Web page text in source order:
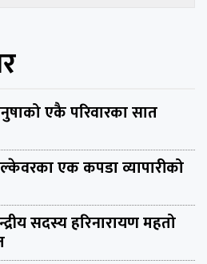
एकै परिवारका सात
एक कपडा व्यापारीको
सदस्य हरिनारायण महतो